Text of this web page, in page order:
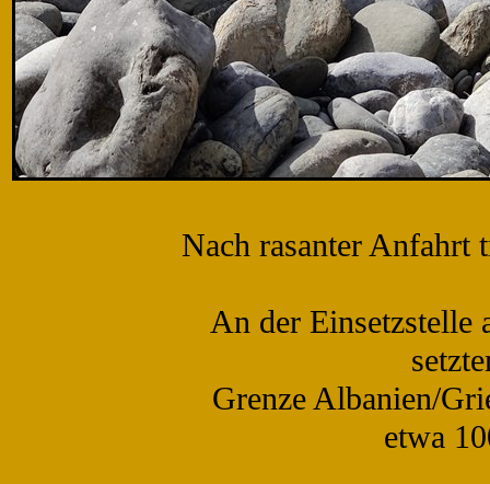
Nach rasanter Anfahrt
An der Einsetzstelle
Grenze Albanien/
etwa